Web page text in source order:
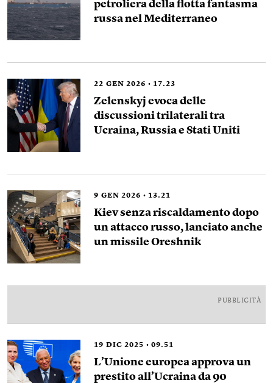
petroliera della flotta fantasma
russa nel Mediterraneo
22 GEN 2026 17.23
Zelenskyj evoca delle
discussioni trilaterali tra
Ucraina, Russia e Stati Uniti
9 GEN 2026 13.21
Kiev senza riscaldamento dopo
un attacco russo, lanciato anche
un missile Oreshnik
PUBBLICITÀ
19 DIC 2025 09.51
L’Unione europea approva un
prestito all’Ucraina da 90